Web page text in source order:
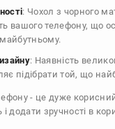
: Чохол з чорного
вашого телефону,
: Наявність
підібрати той, що
- це дуже
і додати зручності в